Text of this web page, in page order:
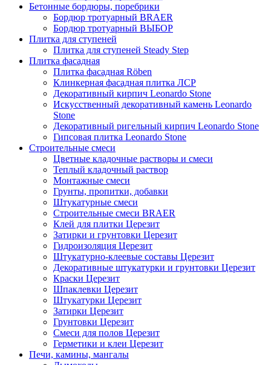
Бетонные бордюры, поребрики
Бордюр тротуарный BRAER
Бордюр тротуарный ВЫБОР
Плитка для ступеней
Плитка для ступеней Steady Step
Плитка фасадная
Плитка фасадная Röben
Клинкерная фасадная плитка ЛСР
Декоративный кирпич Leonardo Stone
Искусственный декоративный камень Leonardo
Stone
Декоративный ригельный кирпич Leonardo Stone
Гипсовая плитка Leonardo Stone
Строительные смеси
Цветные кладочные растворы и смеси
Теплый кладочный раствор
Монтажные смеси
Грунты, пропитки, добавки
Штукатурные смеси
Строительные смеси BRAER
Клей для плитки Церезит
Затирки и грунтовки Церезит
Гидроизоляция Церезит
Штукатурно-клеевые составы Церезит
Декоративные штукатурки и грунтовки Церезит
Краски Церезит
Шпаклевки Церезит
Штукатурки Церезит
Затирки Церезит
Грунтовки Церезит
Смеси для полов Церезит
Герметики и клеи Церезит
Печи, камины, мангалы